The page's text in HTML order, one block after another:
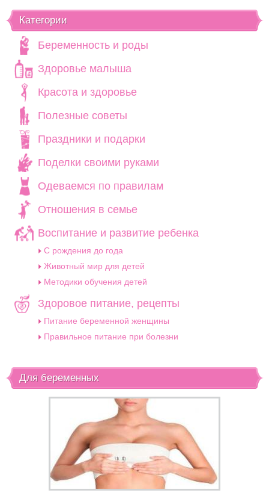
Категории
Беременность и роды
Здоровье малыша
Красота и здоровье
Полезные советы
Праздники и подарки
Поделки своими руками
Одеваемся по правилам
Отношения в семье
Воспитание и развитие ребенка
C рождения до года
Животный мир для детей
Методики обучения детей
Здоровое питание, рецепты
Питание беременной женщины
Правильное питание при болезни
Для беременных